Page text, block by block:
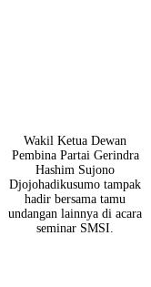
Wakil Ketua Dewan
Pembina Partai Gerindra
Hashim Sujono
Djojohadikusumo tampak
hadir bersama tamu
undangan lainnya di acara
seminar SMSI.